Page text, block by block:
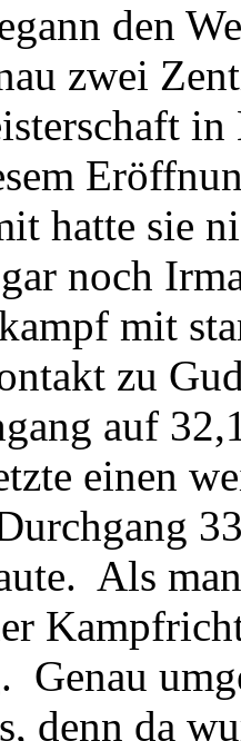
den
zwei
hatte sie
noch
mit
zu
auf
einen
Als
denn da